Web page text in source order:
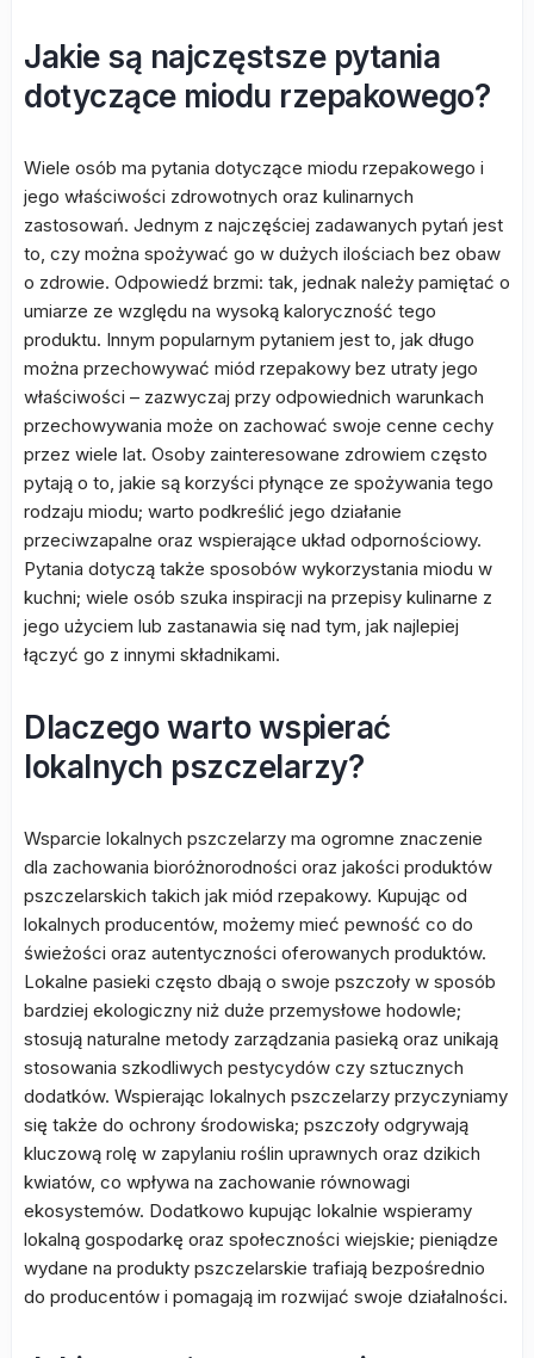
Jakie są najczęstsze pytania
dotyczące miodu rzepakowego?
Wiele osób ma pytania dotyczące miodu rzepakowego i
jego właściwości zdrowotnych oraz kulinarnych
zastosowań. Jednym z najczęściej zadawanych pytań jest
to, czy można spożywać go w dużych ilościach bez obaw
o zdrowie. Odpowiedź brzmi: tak, jednak należy pamiętać o
umiarze ze względu na wysoką kaloryczność tego
produktu. Innym popularnym pytaniem jest to, jak długo
można przechowywać miód rzepakowy bez utraty jego
właściwości – zazwyczaj przy odpowiednich warunkach
przechowywania może on zachować swoje cenne cechy
przez wiele lat. Osoby zainteresowane zdrowiem często
pytają o to, jakie są korzyści płynące ze spożywania tego
rodzaju miodu; warto podkreślić jego działanie
przeciwzapalne oraz wspierające układ odpornościowy.
Pytania dotyczą także sposobów wykorzystania miodu w
kuchni; wiele osób szuka inspiracji na przepisy kulinarne z
jego użyciem lub zastanawia się nad tym, jak najlepiej
łączyć go z innymi składnikami.
Dlaczego warto wspierać
lokalnych pszczelarzy?
Wsparcie lokalnych pszczelarzy ma ogromne znaczenie
dla zachowania bioróżnorodności oraz jakości produktów
pszczelarskich takich jak miód rzepakowy. Kupując od
lokalnych producentów, możemy mieć pewność co do
świeżości oraz autentyczności oferowanych produktów.
Lokalne pasieki często dbają o swoje pszczoły w sposób
bardziej ekologiczny niż duże przemysłowe hodowle;
stosują naturalne metody zarządzania pasieką oraz unikają
stosowania szkodliwych pestycydów czy sztucznych
dodatków. Wspierając lokalnych pszczelarzy przyczyniamy
się także do ochrony środowiska; pszczoły odgrywają
kluczową rolę w zapylaniu roślin uprawnych oraz dzikich
kwiatów, co wpływa na zachowanie równowagi
ekosystemów. Dodatkowo kupując lokalnie wspieramy
lokalną gospodarkę oraz społeczności wiejskie; pieniądze
wydane na produkty pszczelarskie trafiają bezpośrednio
do producentów i pomagają im rozwijać swoje działalności.